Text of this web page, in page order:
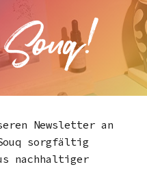
Newsletter an
sorgfältig
nachhaltiger